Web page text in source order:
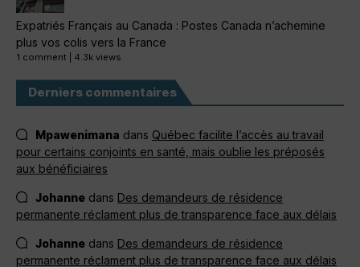
Expatriés Français au Canada : Postes Canada n’achemine
plus vos colis vers la France
1 comment 4.3k views
Derniers commentaires
Mpawenimana dans Québec facilite l’accès au travail
pour certains conjoints en santé, mais oublie les préposés
aux bénéficiaires
Johanne dans Des demandeurs de résidence
permanente réclament plus de transparence face aux délais
Johanne dans Des demandeurs de résidence
permanente réclament plus de transparence face aux délais